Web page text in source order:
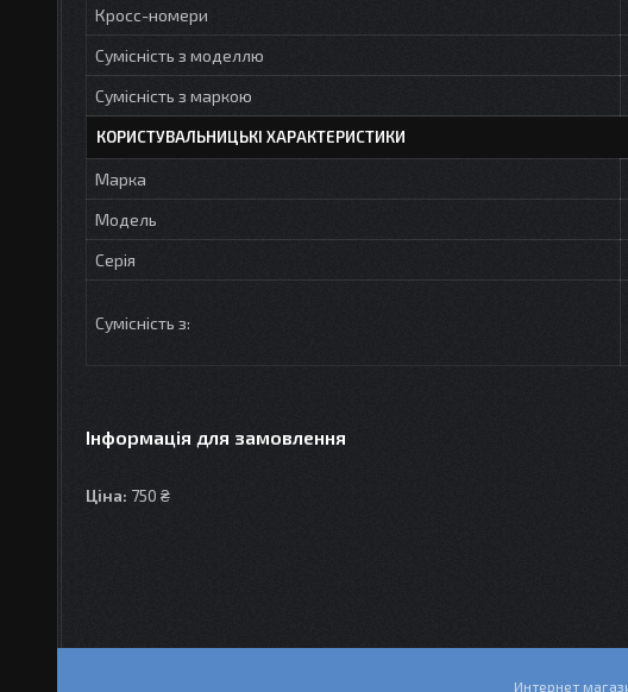
Кросс-номери
Сумісність з моделлю
Сумісність з маркою
КОРИСТУВАЛЬНИЦЬКІ ХАРАКТЕРИСТИКИ
Марка
Модель
Серія
Сумісність з:
Інформація для замовлення
Ціна: 750 ₴